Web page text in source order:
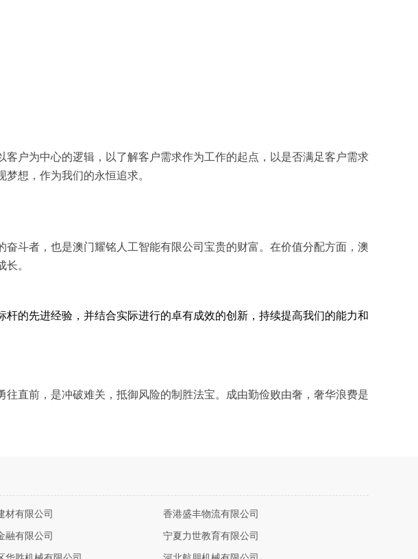
户为中心的逻辑，以了解客户需求作为工作的起点，以是否满足客户需求
想，作为我们的永恒追求。
斗者，也是澳门耀铭人工智能有限公司宝贵的财富。在价值分配方面，澳
。
的先进经验，并结合实际进行的卓有成效的创新，持续提高我们的能力和
直前，是冲破难关，抵御风险的制胜法宝。成由勤俭败由奢，奢华浪费是
材有限公司 香港盛丰物流有限公司
融有限公司 宁夏力世教育有限公司